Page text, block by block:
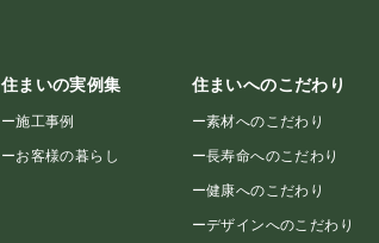
住まいの実例集
ー施工事例
ーお客様の暮らし
住まいへのこだわり
ー素材へのこだわり
ー長寿命へのこだわり
ー健康へのこだわり
ーデザインへのこだわり